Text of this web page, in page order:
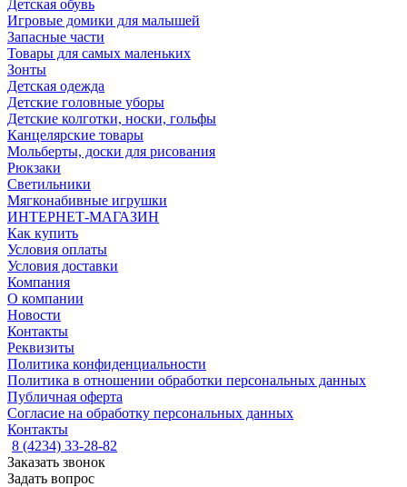
Детская обувь
Игровые домики для малышей
Запасные части
Товары для самых маленьких
Зонты
Детская одежда
Детские головные уборы
Детские колготки, носки, гольфы
Канцелярские товары
Мольберты, доски для рисования
Рюкзаки
Светильники
Мягконабивные игрушки
ИНТЕРНЕТ-МАГАЗИН
Как купить
Условия оплаты
Условия доставки
Компания
О компании
Новости
Контакты
Реквизиты
Политика конфиденциальности
Политика в отношении обработки персональных данных
Публичная оферта
Согласие на обработку персональных данных
Контакты
8 (4234) 33-28-82
Заказать звонок
Задать вопрос